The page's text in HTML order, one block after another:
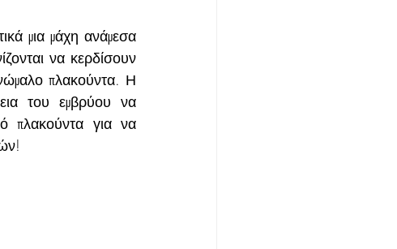
μια μάχη ανάμεσα
να κερδίσουν
πλακούντα. Η
του εμβρύου να
πλακούντα για να